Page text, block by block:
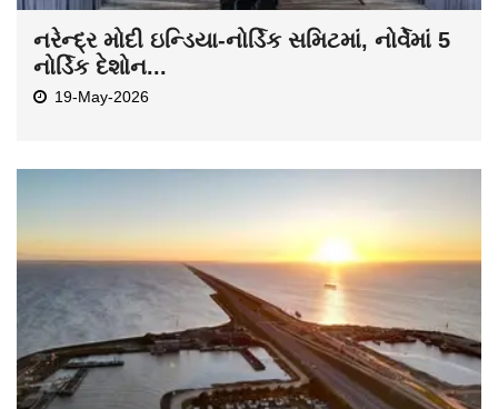
નરેન્દ્ર મોદી ઇન્ડિયા-નોર્ડિક સમિટમાં, નોર્વેમાં 5
નોર્ડિક દેશોન...
19-May-2026